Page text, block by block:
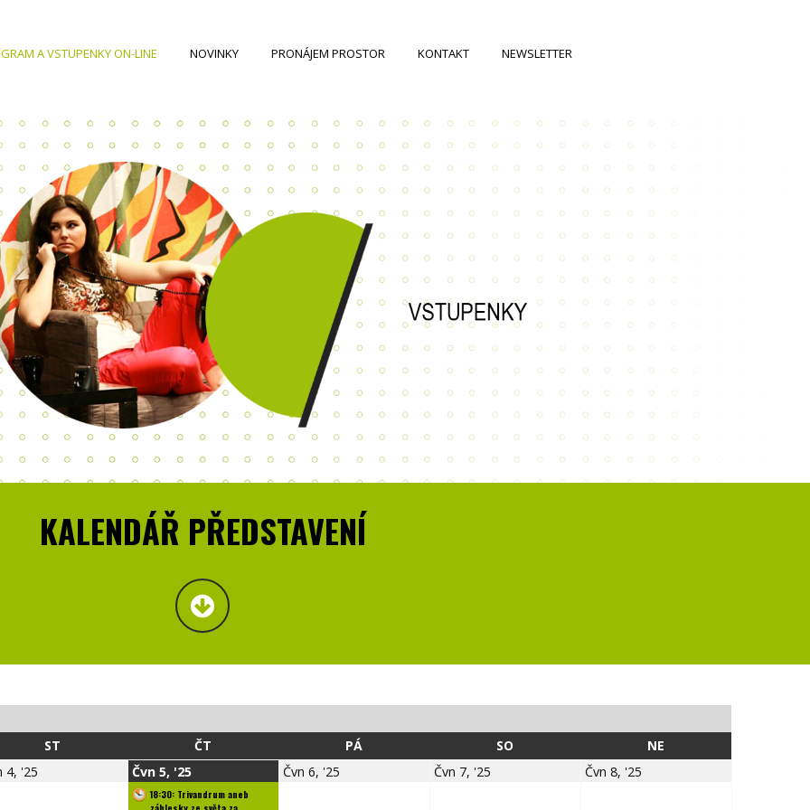
A VSTUPENKY ON-LINE NOVINKY PRONÁJEM PROSTOR KONTAKT NEWSLETTER
KALENDÁŘ PŘEDSTAVENÍ
STSTŘEDA ČT PÁPÁTEK SO NE
4, '25 Čvn 5, '255.6.2025
18:30: Trivandrum aneb
Čvn 6, '25 Čvn 7, '25 Čvn 8, '25